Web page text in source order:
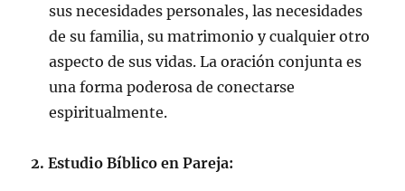
sus necesidades personales, las necesidades
de su familia, su matrimonio y cualquier otro
aspecto de sus vidas. La oración conjunta es
una forma poderosa de conectarse
espiritualmente.
2. Estudio Bíblico en Pareja: